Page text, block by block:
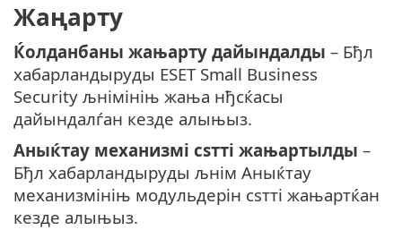
Жаңарту
Ќолданбаны жањарту дайындалды – Бђл
хабарландыруды ESET Small Business
Security љнімініњ жања нђсќасы
дайындалѓан кезде алыњыз.
Аныќтау механизмі сѕтті жањартылды –
Бђл хабарландыруды љнім Аныќтау
механизмініњ модульдерін сѕтті жањартќан
кезде алыњыз.